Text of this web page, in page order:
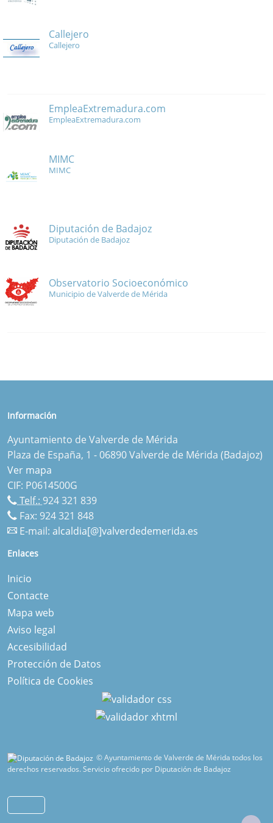
Callejero
Callejero
EmpleaExtremadura.com
EmpleaExtremadura.com
MIMC
MIMC
Diputación de Badajoz
Diputación de Badajoz
Observatorio Socioeconómico
Municipio de Valverde de Mérida
Información
Ayuntamiento de Valverde de Mérida
Plaza de España, 1 - 06890 Valverde de Mérida (Badajoz)
Ver mapa
CIF: P0614500G
Telf.: 924 321 839
Fax: 924 321 848
E-mail: alcaldia[@]valverdedemerida.es
Enlaces
Inicio
Contacte
Mapa web
Aviso legal
Accesibilidad
Protección de Datos
Política de Cookies
© Ayuntamiento de Valverde de Mérida todos los
derechos reservados.Servicio ofrecido por Diputación de Badajoz